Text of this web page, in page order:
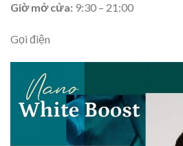
Giờ mở cửa: 9:30 – 21:00
Gọi điện